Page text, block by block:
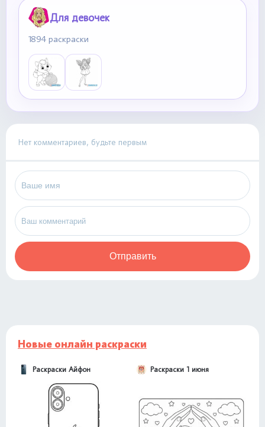
Для девочек
1894 раскраски
Нет комментариев, будьте первым
Отправить
Новые онлайн раскраски
Раскраски Айфон Раскраски 1 июня